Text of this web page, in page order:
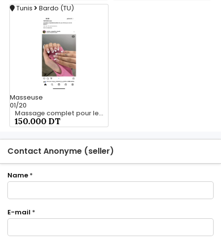
Tunis Bardo (TU)
Masseuse
01/20
Massage complet pour les hommes srd 20466285
150.000 DT
Contact Anonyme (seller)
Name *
E-mail *